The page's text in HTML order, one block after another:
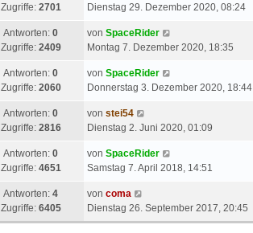
Zugriffe: 2701
Dienstag 29. Dezember 2020, 08:24
Antworten: 0
Zugriffe: 2409
von SpaceRider
Montag 7. Dezember 2020, 18:35
Antworten: 0
Zugriffe: 2060
von SpaceRider
Donnerstag 3. Dezember 2020, 18:44
Antworten: 0
Zugriffe: 2816
von stei54
Dienstag 2. Juni 2020, 01:09
Antworten: 0
Zugriffe: 4651
von SpaceRider
Samstag 7. April 2018, 14:51
Antworten: 4
Zugriffe: 6405
von coma
Dienstag 26. September 2017, 20:45